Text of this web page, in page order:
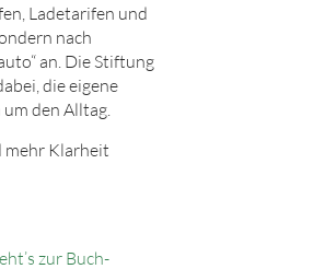
Ladetarifen und
nach
an. Die Stiftung
die eigene
den Alltag.
mehr Klarheit
zur Buch-